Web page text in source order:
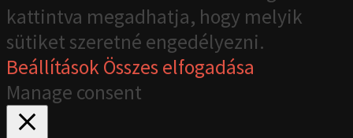
kattintva megadhatja, hogy melyik
sütiket szeretné engedélyezni.
BeállításokÖsszes elfogadása
Manage consent